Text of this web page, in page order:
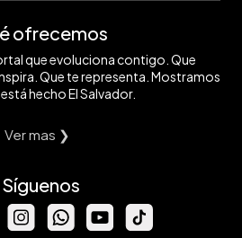
ofrecemos
que evoluciona contigo. Que
Que te representa. Mostramos
hecho El Salvador.
Ver mas ❯
Síguenos